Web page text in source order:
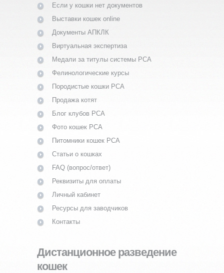
Если у кошки нет документов
Выставки кошек online
Документы АПКЛК
Виртуальная экспертиза
Медали за титулы системы PCA
Фелинологические курсы
Породистые кошки PCA
Продажа котят
Блог клубов PCA
Фото кошек PCA
Питомники кошек PCA
Статьи о кошках
FAQ (вопрос/ответ)
Реквизиты для оплаты
Личный кабинет
Ресурсы для заводчиков
Контакты
Дистанционное разведение
кошек